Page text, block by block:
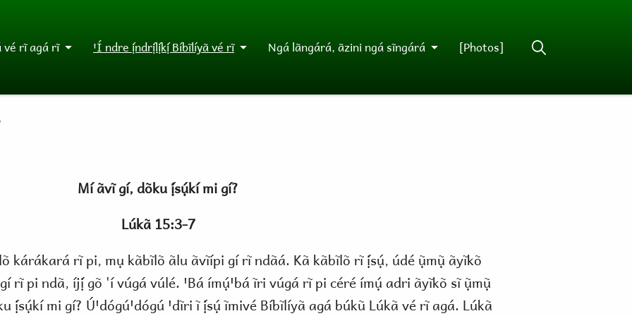
vé rĩ agá rĩ ꞌÍ ndre ị́ndrị́lị́kị́ Bíbĩlíyã vé rĩ Ngá lãngárá, ãzini ngá sĩngárá
[Photos]
Mí ãvĩ gí, dõku ị́sụ́kí mi gí?
Lúkã 15:3-7
kárákará rĩ pi, mụ kãbĩlõ ãlu ãvĩípi gí rĩ ndãá. Kã kãbĩlõ rĩ ị́sụ́, údé ụ̃mụ̃ ãyĩkõ
rĩ pi ndã, íjị́ gõ 'í vúgá vúlé. ꞌBá ímụ́ꞌbá ĩri vúgá rĩ pi céré ímụ́ adri ãyĩkõ sĩ ụ̃mụ̃
ị́sụ́kí mi gí? Úꞌdógúꞌdógú ꞌdĩri ĩ ị́sụ́ ĩmivé Bíbĩlíyã agá búkũ Lúkã vé rĩ agá. Lúkã